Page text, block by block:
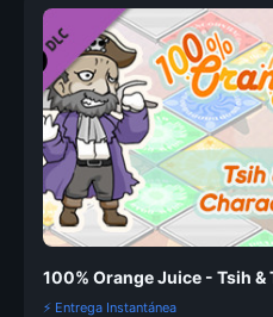
100% Orange Juice - Tsih
⚡ Entrega Instantánea